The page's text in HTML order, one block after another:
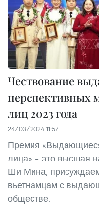
Чествование
перспективных
лиц 2023 года
24/03/2024 11:57
Премия
лица» – это высшая
Ши Мина,
вьетнамцам с
обществе.